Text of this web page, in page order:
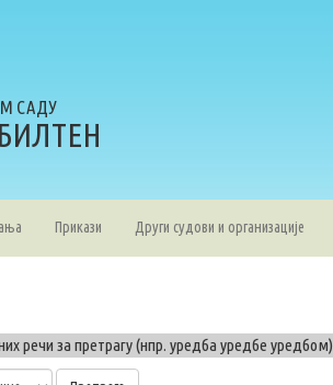
САДУ
Прикази Други судови и организације
речи за претрагу (нпр. уредба уредбе уредбом)